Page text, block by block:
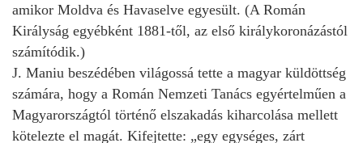
amikor Moldva és Havaselve egyesült. (A Román
Királyság egyébként 1881-től, az első királykoronázástól
számítódik.)
J. Maniu beszédében világossá tette a magyar küldöttség
számára, hogy a Román Nemzeti Tanács egyértelműen a
Magyarországtól történő elszakadás kiharcolása mellett
kötelezte el magát. Kifejtette: „egy egységes, zárt